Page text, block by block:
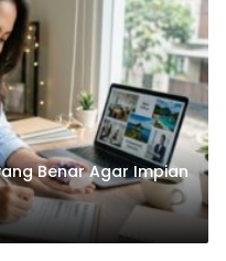
Benar Agar Impian